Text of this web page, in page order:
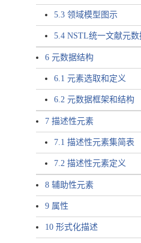
5.3 领域模型图示
5.4 NSTL统一文献元
6 元数据结构
6.1 元素选取和定义
6.2 元数据框架和结构
7 描述性元素
7.1 描述性元素集简表
7.2 描述性元素定义
8 辅助性元素
9 属性
10 形式化描述